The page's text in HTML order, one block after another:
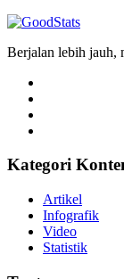
Berjalan lebih jauh,
Kategori
Artikel
Infografik
Video
Statistik